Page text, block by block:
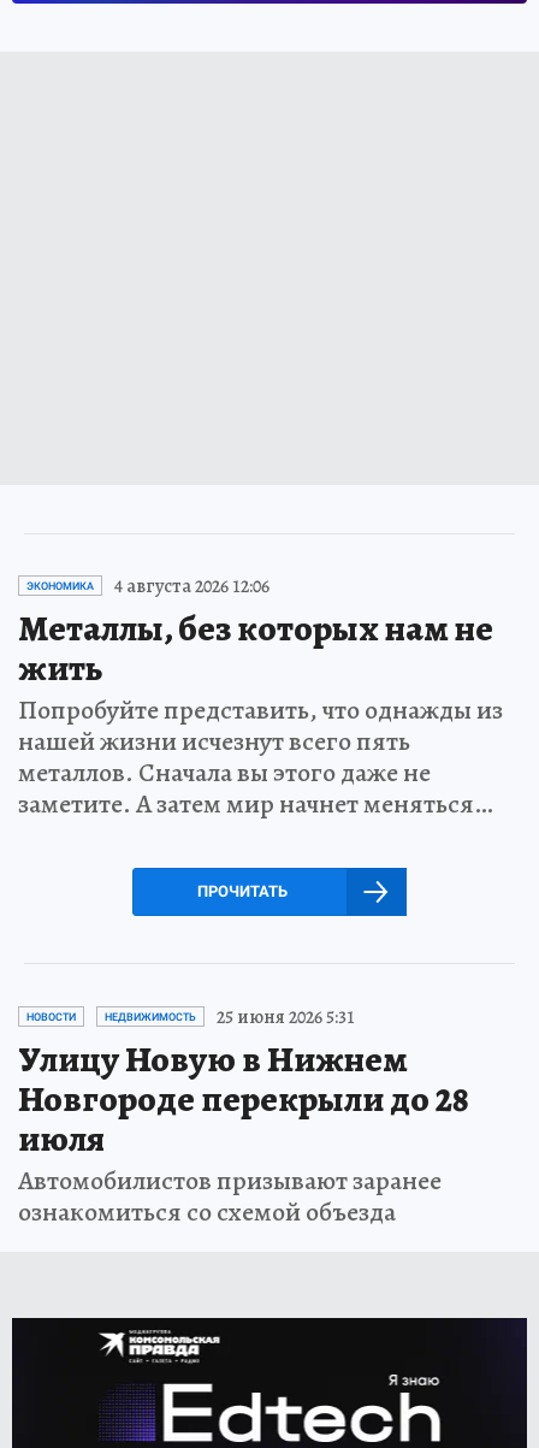
ЭКОНОМИКА 4 августа 2026 12:06
Металлы, без которых нам не
жить
Попробуйте представить, что однажды из
нашей жизни исчезнут всего пять
металлов. Сначала вы этого даже не
заметите. А затем мир начнет меняться…
ПРОЧИТАТЬ
НОВОСТИ НЕДВИЖИМОСТЬ 25 июня 2026 5:31
Улицу Новую в Нижнем
Новгороде перекрыли до 28
июля
Автомобилистов призывают заранее
ознакомиться со схемой объезда